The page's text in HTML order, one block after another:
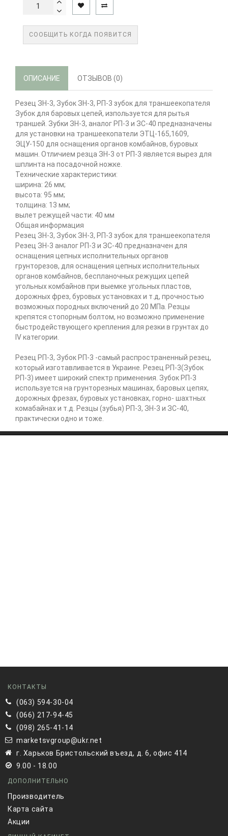
СООБЩИТЬ КОГДА ПОЯВИТСЯ
ОПИСАНИЕ ОТЗЫВОВ (0)
Резец ЗН-3, Зубок ЗН-3, РП-3 зубок для траншеекопателя
Зубок для баровых цепей, изпользуется для рытья
траншей. Зубки ЗН-3, аналог РП-3 и ЗС-40 предназначены
для установки на траншеекопатели ЭТЦ-165,1609,
ЭЦУ-150 для оснащения органов комбайнов, буровых
машин. Отличием резца ЗН-3 от РП-3 является вырез для
шплинта на посадочной ножке.
Технические характеристики:
ширина: 26 мм;
высота: 95 мм;
толщина: 13 мм;
вылет режущей части: 40 мм
Общая информация
Резец ЗН-3, Зубок ЗН-3, РП-3 зубок для траншеекопателя
Резец ЗН-3 аналог РП-3 и ЗС-40 предназначен для
оснащения цепных исполнительных органов
грунторезов, для оснащения цепных исполнительных
органов комбайнов, беспланочных режущих цепей
угольных комбайнов при выемке угольных пластов,
дорожных фрез, буровых установках и т.д, прочностью
возможных породных включений до 20 МПа. Резцы
крепятся стопорным болтом, но возможно применение
быстродействующего крепления для резки в грунтах до
IV категории.
Резец РП-3, Зубок РП-3 -самый распространенный резец,
который изготавливается в Украине. Резец РП-3(Зубок
РП-3) имеет широкий спектр применения. Зубок РП-3
используется на грунторезных машинах, баровых цепях,
дорожных фрезах, буровых установках, горно- шахтных
комабайнах и т.д. Резцы (зубья) РП-3, ЗН-3 и ЗС-40,
практически одно и тоже.
КОНТАКТЫ
(063) 594-30-04
(066) 217-94-45
(098) 265-41-14
marketsvgroup@ukr.net
г. Харьков Бристольский въезд, д. 6, офис 414
9.00 - 18.00
ДОПОЛНИТЕЛЬНО
Производитель
Карта сайта
Акции